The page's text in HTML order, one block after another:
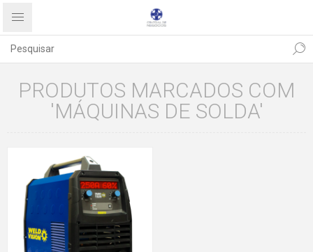
PRODUTOS MARCADOS COM
'MÁQUINAS DE SOLDA'